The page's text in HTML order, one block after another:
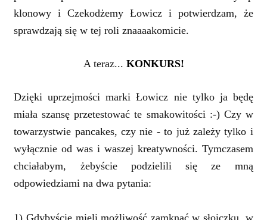
klonowy i Czekodżemy Łowicz i potwierdzam, że
sprawdzają się w tej roli znaaaakomicie.
A teraz... KONKURS!
Dzięki uprzejmości marki Łowicz nie tylko ja będę
miała szansę przetestować te smakowitości :-) Czy w
towarzystwie pancakes, czy nie - to już zależy tylko i
wyłącznie od was i waszej kreatywności. Tymczasem
chciałabym, żebyście podzielili się ze mną
odpowiedziami na dwa pytania: